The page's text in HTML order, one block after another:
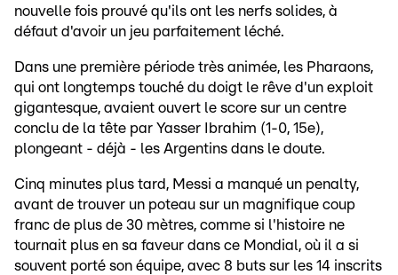
nouvelle fois prouvé qu'ils ont les nerfs solides, à
défaut d'avoir un jeu parfaitement léché.
Dans une première période très animée, les Pharaons,
qui ont longtemps touché du doigt le rêve d'un exploit
gigantesque, avaient ouvert le score sur un centre
conclu de la tête par Yasser Ibrahim (1-0, 15e),
plongeant - déjà - les Argentins dans le doute.
Cinq minutes plus tard, Messi a manqué un penalty,
avant de trouver un poteau sur un magnifique coup
franc de plus de 30 mètres, comme si l'histoire ne
tournait plus en sa faveur dans ce Mondial, où il a si
souvent porté son équipe, avec 8 buts sur les 14 inscrits